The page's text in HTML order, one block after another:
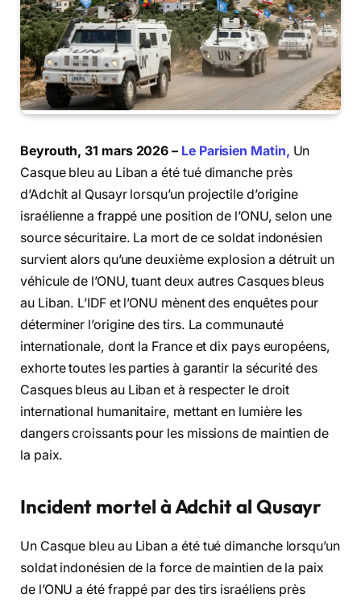
Beyrouth, 31 mars 2026 – Le Parisien Matin, Un
Casque bleu au Liban a été tué dimanche près
d’Adchit al Qusayr lorsqu’un projectile d’origine
israélienne a frappé une position de l’ONU, selon une
source sécuritaire. La mort de ce soldat indonésien
survient alors qu’une deuxième explosion a détruit un
véhicule de l’ONU, tuant deux autres Casques bleus
au Liban. L’IDF et l’ONU mènent des enquêtes pour
déterminer l’origine des tirs. La communauté
internationale, dont la France et dix pays européens,
exhorte toutes les parties à garantir la sécurité des
Casques bleus au Liban et à respecter le droit
international humanitaire, mettant en lumière les
dangers croissants pour les missions de maintien de
la paix.
Incident mortel à Adchit al Qusayr
Un Casque bleu au Liban a été tué dimanche lorsqu’un
soldat indonésien de la force de maintien de la paix
de l’ONU a été frappé par des tirs israéliens près